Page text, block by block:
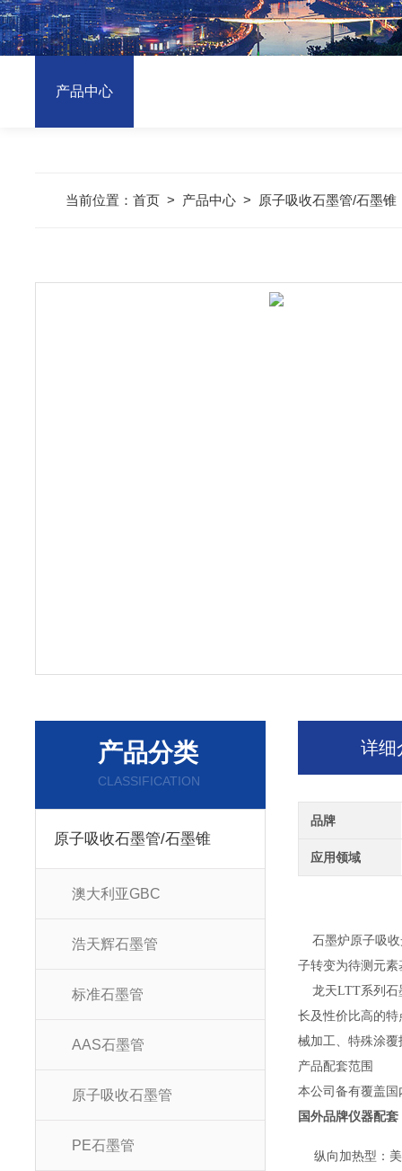
产品中心
当前位置： 首页 > 产品中心 > 原子吸收石墨管/石墨锥
产品分类
CLASSIFICATION
原子吸收石墨管/石墨锥
澳大利亚GBC
浩天辉石墨管
标准石墨管
AAS石墨管
原子吸收石墨管
PE石墨管
详细
品牌
应用领域
石墨炉原子吸收
子转变为待测元
龙天LTT系列石
长及性价比高的
械加工、特殊涂
产品配套范围
本公司备有覆盖
国外品牌仪器配套
纵向加热型：